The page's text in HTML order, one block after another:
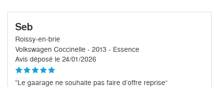
Seb
Roissy-en-brie
Volkswagen Coccinelle - 2013 - Essence
Avis déposé le 24/01/2026
“Le gaarage ne souhaite pas faire d’offre reprise”